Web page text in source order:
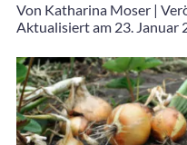
Von Katharina Moser |
Aktualisiert am 23. Januar